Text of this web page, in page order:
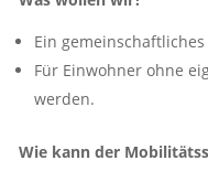
Ein
Für Einwohner ohne
werden.
Wie kann der